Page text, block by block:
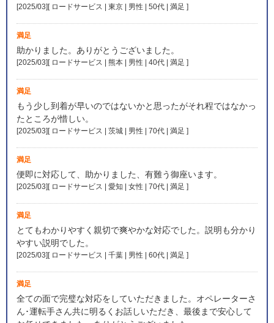
[2025/03][ ロードサービス | 東京 | 男性 | 50代 | 満足 ]
満足
助かりました。ありがとうございました。
[2025/03][ ロードサービス | 熊本 | 男性 | 40代 | 満足 ]
満足
もう少し到着が早いのではないかと思ったがそれ程ではなかっ
たところが惜しい。
[2025/03][ ロードサービス | 茨城 | 男性 | 70代 | 満足 ]
満足
便即に対応して、助かりました、有難う御座います。
[2025/03][ ロードサービス | 愛知 | 女性 | 70代 | 満足 ]
満足
とてもわかりやすく親切で爽やかな対応でした。説明も分かり
やすい説明でした。
[2025/03][ ロードサービス | 千葉 | 男性 | 60代 | 満足 ]
満足
全ての面で完璧な対応をしていただきました。オペレーターさ
ん･運転手さん共に明るくお話しいただき、最後まで安心して